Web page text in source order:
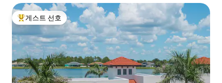
상위 게스트 선호
게스트 선호